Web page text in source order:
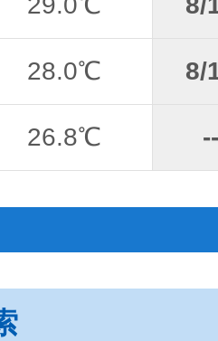
28.0℃ 8/
26.8℃ --